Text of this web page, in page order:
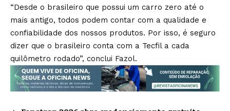
“Desde o brasileiro que possui um carro zero até o
mais antigo, todos podem contar com a qualidade e
confiabilidade dos nossos produtos. Por isso, é seguro
dizer que o brasileiro conta com a Tecfil a cada
quilômetro rodado”, conclui Fazol.